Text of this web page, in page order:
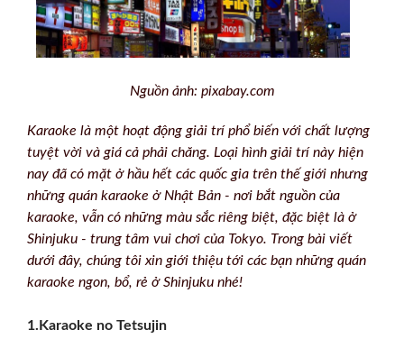
Nguồn ảnh: pixabay.com
Karaoke là một hoạt động giải trí phổ biến với chất lượng
tuyệt vời và giá cả phải chăng. Loại hình giải trí này hiện
nay đã có mặt ở hầu hết các quốc gia trên thế giới nhưng
những quán karaoke ở Nhật Bản - nơi bắt nguồn của
karaoke, vẫn có những màu sắc riêng biệt, đặc biệt là ở
Shinjuku - trung tâm vui chơi của Tokyo. Trong bài viết
dưới đây, chúng tôi xin giới thiệu tới các bạn những quán
karaoke ngon, bổ, rẻ ở Shinjuku nhé!
1.Karaoke no Tetsujin